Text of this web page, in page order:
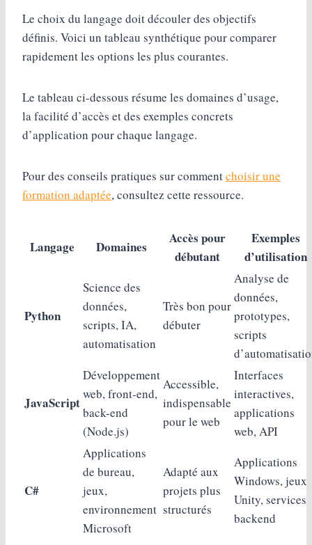
Le choix du langage doit découler des objectifs
définis. Voici un tableau synthétique pour comparer
rapidement les options les plus courantes.
Le tableau ci-dessous résume les domaines d’usage,
la facilité d’accès et des exemples concrets
d’application pour chaque langage.
Pour des conseils pratiques sur commentchoisir une
formation adaptée, consultez cette ressource.
Langage Domaines
Accès pour
débutant
Exemples
d’utilisation
Python
Science des
données,
scripts, IA,
automatisation
Très bon pour
débuter
Analyse de
données,
prototypes,
scripts
JavaScript
Développement
web, front-end,
back-end
(Node.js)
Accessible,
indispensable
pour le web
Interfaces
interactives,
applications
web, API
C#
Applications
de bureau,
jeux,
environnement
Microsoft
Adapté aux
projets plus
structurés
Applications
Windows, jeux
Unity, services
backend